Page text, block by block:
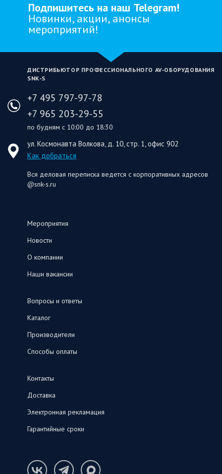
Подпишитесь на наш Telegram!
Новинки, акции, анонсы
мероприятий!
ДИСТРИБЬЮТОР ПРОФЕССИОНАЛЬНОГО AV‑ОБОРУДОВАНИЯ
SNK‑S
+7 495 797-97-78
+7 965 203-29-55
по будням с 10:00 до 18:30
ул. Космонавта Волкова, д. 10, стр. 1, офис 902
Как добраться
Вся деловая переписка ведется с корпоративных адресов
@snk-s.ru
Мероприятия
Новости
О компании
Наши вакансии
Вопросы и ответы
Каталог
Производители
Способы оплаты
Контакты
Доставка
Электронная рекламация
Гарантийные сроки